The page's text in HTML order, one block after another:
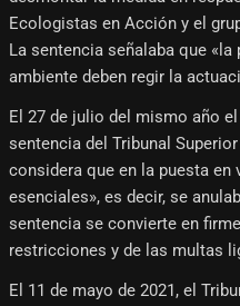
Ecologistas en Acción y el
La sentencia señalaba que
ambiente deben regir la
El 27 de julio del mismo año
sentencia del Tribunal
considera que en la puesta
esenciales», es decir, se
sentencia se convierte en
restricciones y de las multas
El 11 de mayo de 2021, el